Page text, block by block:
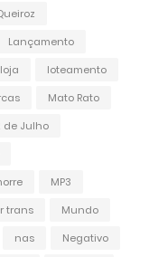
Lançamento
loja
loteamento
Mato Rato
de Julho
MP3
trans
Mundo
nas
Negativo